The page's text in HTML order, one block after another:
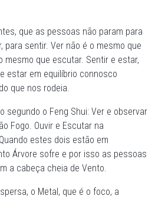
que as pessoas não param para
para sentir. Ver não é o mesmo que
mesmo que escutar. Sentir e estar,
estar em equilíbrio connosco
que nos rodeia.
segundo o Feng Shui: Ver e observar
Fogo. Ouvir e Escutar na
estes dois estão em
Árvore sofre e por isso as pessoas
a cabeça cheia de Vento.
o Metal, que é o foco, a